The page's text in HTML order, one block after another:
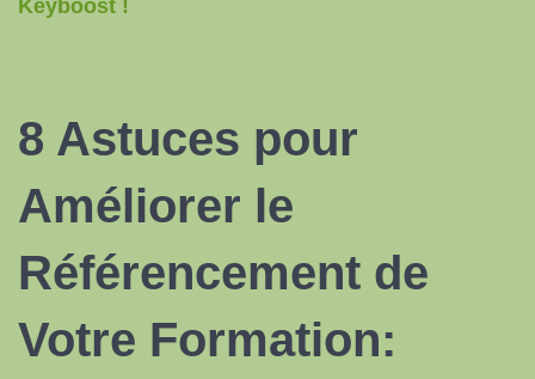
Keyboost !
8 Astuces pour
Améliorer le
Référencement de
Votre Formation: